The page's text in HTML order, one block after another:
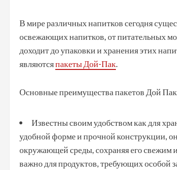
В мире различных напитков сегодня
освежающих напитков, от питательных
доходит до упаковки и хранения этих
являютсяпакеты Дой-Пак.
Основные преимущества пакетов Дой
Известны своим удобством как для
удобной форме и прочной конструкции,
окружающей среды, сохраняя его свежим
важно для продуктов, требующих особой